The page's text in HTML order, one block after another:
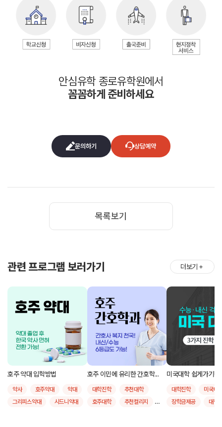
안심유학 종로유학원에서
꼼꼼하게 준비하세요
문의하기 상담예약
목록보기
관련 프로그램 보러가기 더보기 ＋
호주 약대 입학방법
약사 호주약대
약대
그리피스약대
시드니약대
호주 이민에 유리한 간호학...
대학진학
추천대학
호주대학
추천컬리지
미국대학 쉽게가기!
대학진학
미국대
장학금제공
대학